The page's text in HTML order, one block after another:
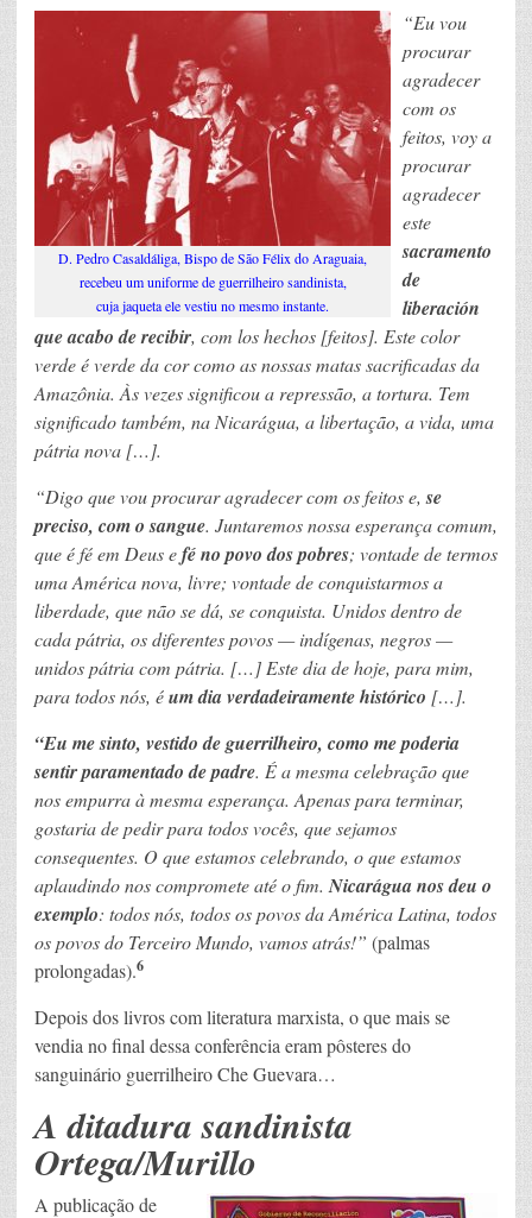
D. Pedro Casaldáliga, Bispo de São Félix do Araguaia,
recebeu um uniforme de guerrilheiro sandinista,
cuja jaqueta ele vestiu no mesmo instante.
“Eu vou
procurar
agradecer
com os
feitos, voy a
procurar
agradecer
este
sacramento
de
liberación
que acabo de recibir, com los hechos [feitos]. Este color
verde é verde da cor como as nossas matas sacrificadas da
Amazônia. Às vezes significou a repressão, a tortura. Tem
significado também, na Nicarágua, a libertação, a vida, uma
pátria nova […].
“Digo que vou procurar agradecer com os feitos e, se
preciso, com o sangue. Juntaremos nossa esperança comum,
que é fé em Deus efé no povo dos pobres; vontade de termos
uma América nova, livre; vontade de conquistarmos a
liberdade, que não se dá, se conquista. Unidos dentro de
cada pátria, os diferentes povos — indígenas, negros —
unidos pátria com pátria. […] Este dia de hoje, para mim,
para todos nós, éum dia verdadeiramente histórico […].
“Eu me sinto, vestido de guerrilheiro, como me poderia
sentir paramentado de padre. É a mesma celebração que
nos empurra à mesma esperança. Apenas para terminar,
gostaria de pedir para todos vocês, que sejamos
consequentes. O que estamos celebrando, o que estamos
aplaudindo nos compromete até o fim. Nicarágua nos deu o
exemplo: todos nós, todos os povos da América Latina, todos
os povos do Terceiro Mundo, vamos atrás!” (palmas
prolongadas).6
Depois dos livros com literatura marxista, o que mais se
vendia no final dessa conferência eram pôsteres do
sanguinário guerrilheiro Che Guevara…
A ditadura sandinista
Ortega/Murillo
A publicação de